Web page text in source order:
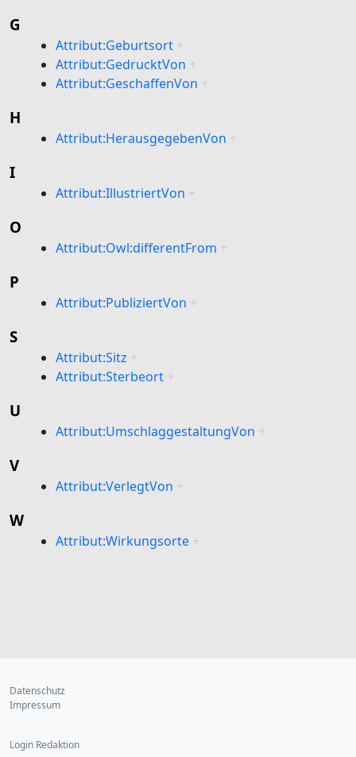
G
Attribut:Geburtsort +
Attribut:GedrucktVon +
Attribut:GeschaffenVon +
H
Attribut:HerausgegebenVon +
I
Attribut:IllustriertVon +
O
Attribut:Owl:differentFrom +
P
Attribut:PubliziertVon +
S
Attribut:Sitz +
Attribut:Sterbeort +
U
Attribut:UmschlaggestaltungVon +
V
Attribut:VerlegtVon +
W
Attribut:Wirkungsorte +
Datenschutz
Impressum
Login Redaktion